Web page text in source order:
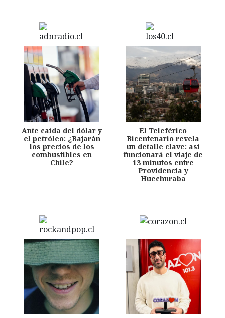
Ante caída del dólar y
el petróleo: ¿Bajarán
los precios de los
combustibles en
Chile?
El Teleférico
Bicentenario revela
un detalle clave: así
funcionará el viaje de
13 minutos entre
Providencia y
Huechuraba